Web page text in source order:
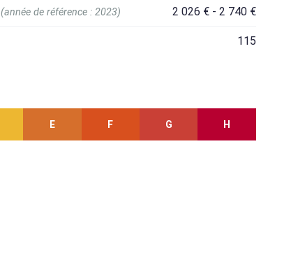
2 026 € - 2 740 €
(année de référence : 2023)
115
E F G H